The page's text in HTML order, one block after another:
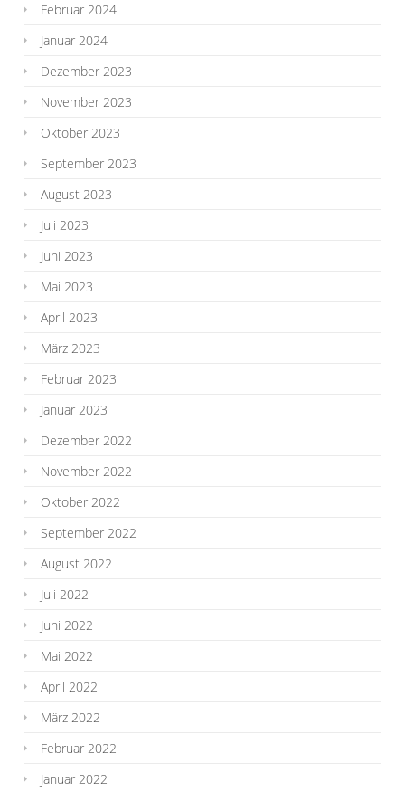
Februar 2024
Januar 2024
Dezember 2023
November 2023
Oktober 2023
September 2023
August 2023
Juli 2023
Juni 2023
Mai 2023
April 2023
März 2023
Februar 2023
Januar 2023
Dezember 2022
November 2022
Oktober 2022
September 2022
August 2022
Juli 2022
Juni 2022
Mai 2022
April 2022
März 2022
Februar 2022
Januar 2022